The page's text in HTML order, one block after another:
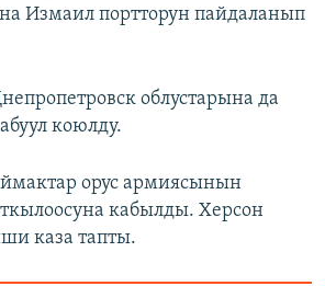
Измаил портторун пайдаланып
облустарына да
коюлду.
орус армиясынын
кабылды. Херсон
каза тапты.